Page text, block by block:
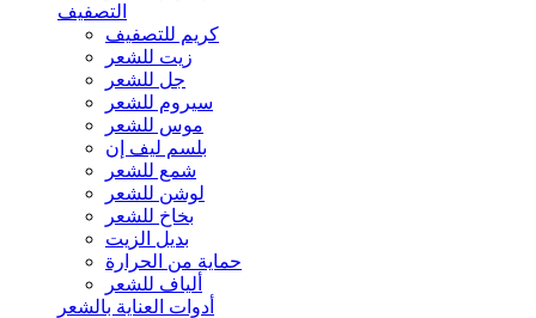
التصفيف
كريم للتصفيف
زيت للشعر
جل للشعر
سيروم للشعر
موس للشعر
بلسم ليف إن
شمع للشعر
لوشن للشعر
بخاخ للشعر
بديل الزيت
حماية من الحرارة
ألياف للشعر
أدوات العناية بالشعر